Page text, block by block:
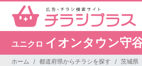
ユニクロ イオンタウン守
ホーム 都道府県からチラシを探す 茨城県